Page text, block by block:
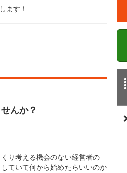
ます！
んか？
り考える機会のない経営者の
ていて何から始めたらいいのか